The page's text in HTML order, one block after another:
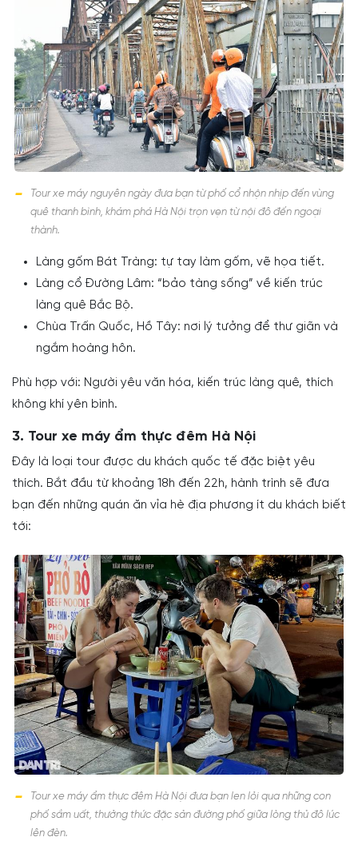
Tour xe máy nguyên ngày đưa bạn từ phố cổ nhộn nhịp đến vùng
quê thanh bình, khám phá Hà Nội trọn vẹn từ nội đô đến ngoại
thành.
Làng gốm Bát Tràng: tự tay làm gốm, vẽ họa tiết.
Làng cổ Đường Lâm: “bảo tàng sống” về kiến trúc
làng quê Bắc Bộ.
Chùa Trấn Quốc, Hồ Tây: nơi lý tưởng để thư giãn và
ngắm hoàng hôn.
Phù hợp với: Người yêu văn hóa, kiến trúc làng quê, thích
không khí yên bình.
3. Tour xe máy ẩm thực đêm Hà Nội
Đây là loại tour được du khách quốc tế đặc biệt yêu
thích. Bắt đầu từ khoảng 18h đến 22h, hành trình sẽ đưa
bạn đến những quán ăn vỉa hè địa phương ít du khách biết
tới:
Tour xe máy ẩm thực đêm Hà Nội đưa bạn len lỏi qua những con
phố sầm uất, thưởng thức đặc sản đường phố giữa lòng thủ đô lúc
lên đèn.